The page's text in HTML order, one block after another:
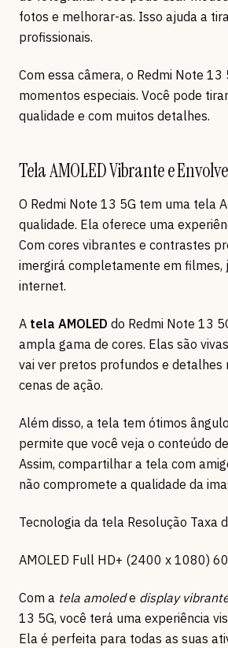
fotos e melhorar-as. Isso ajuda a
profissionais.
Com essa câmera, o Redmi Note 13
momentos especiais. Você pode
qualidade e com muitos detalhes.
Tela AMOLED Vibrante e
O Redmi Note 13 5G tem uma tela
qualidade. Ela oferece uma
Com cores vibrantes e contrastes
imergirá completamente em filmes,
internet.
A tela AMOLED do Redmi Note 13
ampla gama de cores. Elas são
vai ver pretos profundos e detalhes
cenas de ação.
Além disso, a tela tem ótimos
permite que você veja o conteúdo
Assim, compartilhar a tela com
não compromete a qualidade da
Tecnologia da tela Resolução Taxa
AMOLED Full HD+ (2400 x 1080)
Com a tela amolede display
13 5G, você terá uma experiência
Ela é perfeita para todas as suas